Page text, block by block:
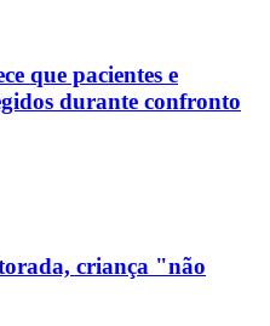
que pacientes e
durante confronto
criança "não